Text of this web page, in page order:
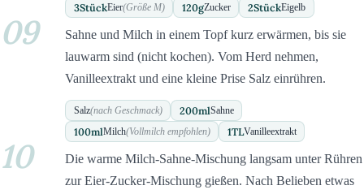
3StückEier(Größe M) 120gZucker 2StückEigelb
09
Sahne und Milch in einem Topf kurz erwärmen, bis sie
lauwarm sind (nicht kochen). Vom Herd nehmen,
Vanilleextrakt und eine kleine Prise Salz einrühren.
Salz(nach Geschmack) 200mlSahne
100mlMilch(Vollmilch empfohlen) 1TLVanilleextrakt
10
Die warme Milch-Sahne-Mischung langsam unter Rühren
zur Eier-Zucker-Mischung gießen. Nach Belieben etwas